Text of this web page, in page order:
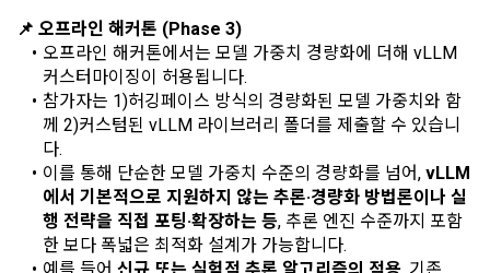
3. "회사"는 "서비스"에 대해 별도의 이용약관 또는 정책(이하
“별도약관”)을 둘 수 있으며, 그 내용이 이 약관과 충돌하는 경우
“별도약관”이 우선하여 적용된다.
4. “회사”의 영업상 중요한 사유 또는 관계 법령에 의한 변경사
유가 있을 때, 약관을 변경할 수 있으며, 약관을 개정할 경우에는
적용일자 및 개정사유를 명시하여 현행 약관과 함께 “회사” 홈페
이지의 공지게시판에 그 적용일자 7일 이전부터 적용일자 전일
까지 공지한다.
5. '회사' 약관의 조항에 따른 정책을 제정 및 변경할 권리를 가지
며, 정책 또한 개정될 시에는 적용일자와 개정사유를 명시하여
3. 수집하는 개인정보 항목 및 수집방법
가. 수집하는 개인정보의 항목
1) 회원가입 시 수집하는 항목
필수 항목 : 아이디, 비밀번호, 이름, 닉네임, 이메일
선택 항목 : 휴대폰번호, 생년월일, 국가, 직업
데이콘 내의 개별 서비스 이용, 상금 및 상품 지급 과정에서 해당
📌 오프라인 해커톤 (Phase 3)
오프라인 해커톤에서는 모델 가중치 경량화에 더해 vLLM
커스터마이징이 허용됩니다.
참가자는 1)허깅페이스 방식의 경량화된 모델 가중치와 함
께 2)커스텀된 vLLM 라이브러리 폴더를 제출할 수 있습니
다.
이를 통해 단순한 모델 가중치 수준의 경량화를 넘어, vLLM
에서 기본적으로 지원하지 않는 추론·경량화 방법론이나 실
행 전략을 직접 포팅·확장하는 등, 추론 엔진 수준까지 포함
한 보다 폭넓은 최적화 설계가 가능합니다.